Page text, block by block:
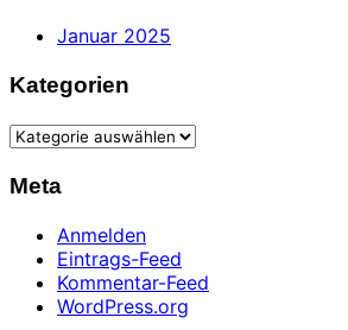
Januar 2025
Kategorien
Kategorien
Meta
Anmelden
Eintrags-Feed
Kommentar-Feed
WordPress.org